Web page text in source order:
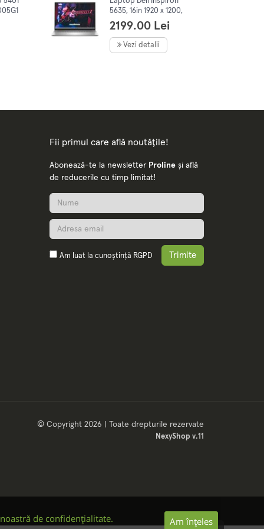
No
5635, 16in 1920 x 1200,
AMD Ryzen 5 7530U
6C/12T, 2.0-4.5 GHz, 8Gb
DDR4, 512Gb SSD, Win11
2199.00 Lei
Vezi detalii
de confidențialitate. Am înțeles
Fii primul care află noutățile!
Abonează-te la newsletter Prolineși află
de reducerile cu timp limitat!
Am luat la cunoștință RGPD Trimite
© Copyright 2026 | Toate drepturile rezervate
NexyShop v.11